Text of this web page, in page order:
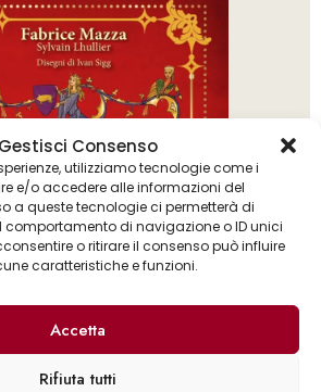
Gestisci Consenso
utilizziamo tecnologie come i
e/o accedere alle informazioni del
a queste tecnologie ci permetterà di
di navigazione o ID unici
o ritirare il consenso può influire
caratteristiche e funzioni.
Accetta
Rifiuta tutti